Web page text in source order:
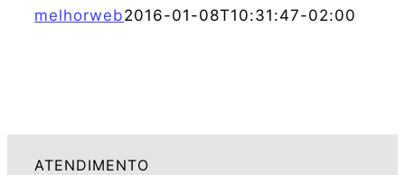
melhorweb2016-01-08T10:31:47-02:00
ATENDIMENTO